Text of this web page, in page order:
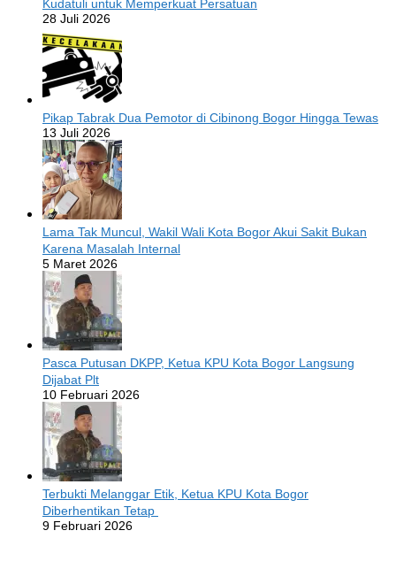
Kudatuli untuk Memperkuat Persatuan
28 Juli 2026
Pikap Tabrak Dua Pemotor di Cibinong Bogor Hingga Tewas
13 Juli 2026
Lama Tak Muncul, Wakil Wali Kota Bogor Akui Sakit Bukan
Karena Masalah Internal
5 Maret 2026
Pasca Putusan DKPP, Ketua KPU Kota Bogor Langsung
Dijabat Plt
10 Februari 2026
Terbukti Melanggar Etik, Ketua KPU Kota Bogor
Diberhentikan Tetap
9 Februari 2026